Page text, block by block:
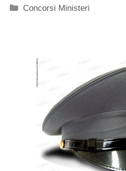
Categorie
Concorsi Ministeri